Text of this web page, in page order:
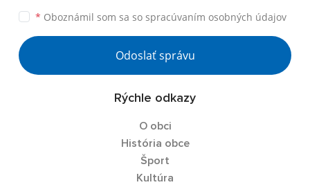
* Oboznámil som sa so spracúvaním osobných údajov
Odoslať správu
Rýchle odkazy
O obci
História obce
Šport
Kultúra